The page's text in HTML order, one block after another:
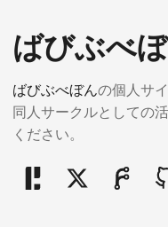
ばびぶべ
ばびぶべぼんの個人サイ
同人サークルとしての
ください。